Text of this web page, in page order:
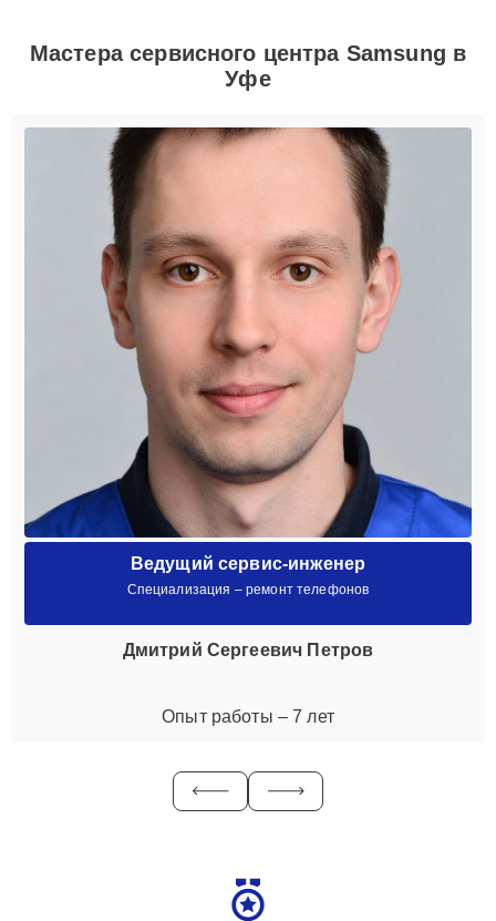
Мастера сервисного центра Samsung в
Уфе
Ведущий сервис-инженер
Специализация – ремонт телефонов
Дмитрий Сергеевич Петров
Опыт работы – 7 лет